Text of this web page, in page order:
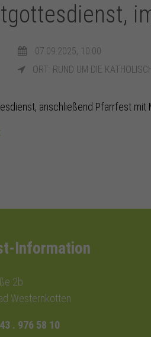
07.09.2025, 10:00
ORT: RUND UM DIE
anschließend Pfarrfest mit
Information
2b
Westernkotten
. 976 58 10